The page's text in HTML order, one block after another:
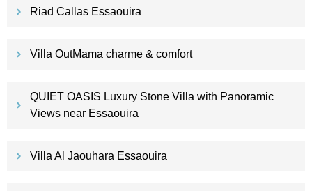
Riad Callas Essaouira
Villa OutMama charme & comfort
QUIET OASIS Luxury Stone Villa with Panoramic
Views near Essaouira
Villa Al Jaouhara Essaouira